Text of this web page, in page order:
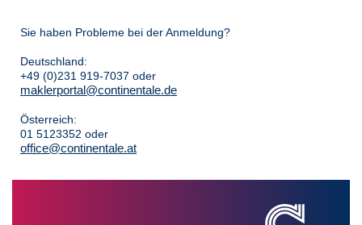
Sie haben Probleme bei der Anmeldung?
Deutschland:
+49 (0)231 919-7037 oder
maklerportal@continentale.de
Österreich:
01 5123352 oder
office@continentale.at